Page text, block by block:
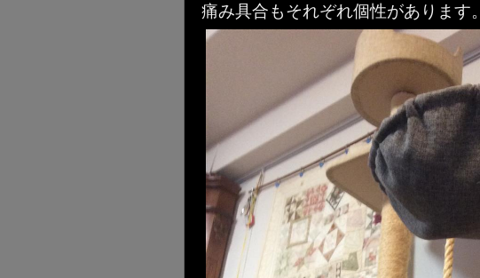
痛み具合もそれぞれ個性があります。